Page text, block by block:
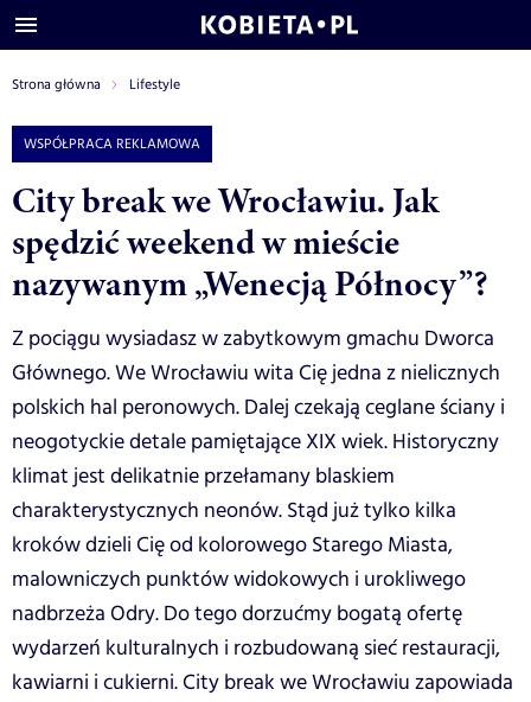
Strona główna Lifestyle
WSPÓŁPRACA REKLAMOWA
City break we Wrocławiu. Jak
spędzić weekend w mieście
nazywanym „Wenecją Północy”?
Z pociągu wysiadasz w zabytkowym gmachu Dworca
Głównego. We Wrocławiu wita Cię jedna z nielicznych
polskich hal peronowych. Dalej czekają ceglane ściany i
neogotyckie detale pamiętające XIX wiek. Historyczny
klimat jest delikatnie przełamany blaskiem
charakterystycznych neonów. Stąd już tylko kilka
kroków dzieli Cię od kolorowego Starego Miasta,
malowniczych punktów widokowych i urokliwego
nadbrzeża Odry. Do tego dorzućmy bogatą ofertę
wydarzeń kulturalnych i rozbudowaną sieć restauracji,
kawiarni i cukierni. City break we Wrocławiu zapowiada